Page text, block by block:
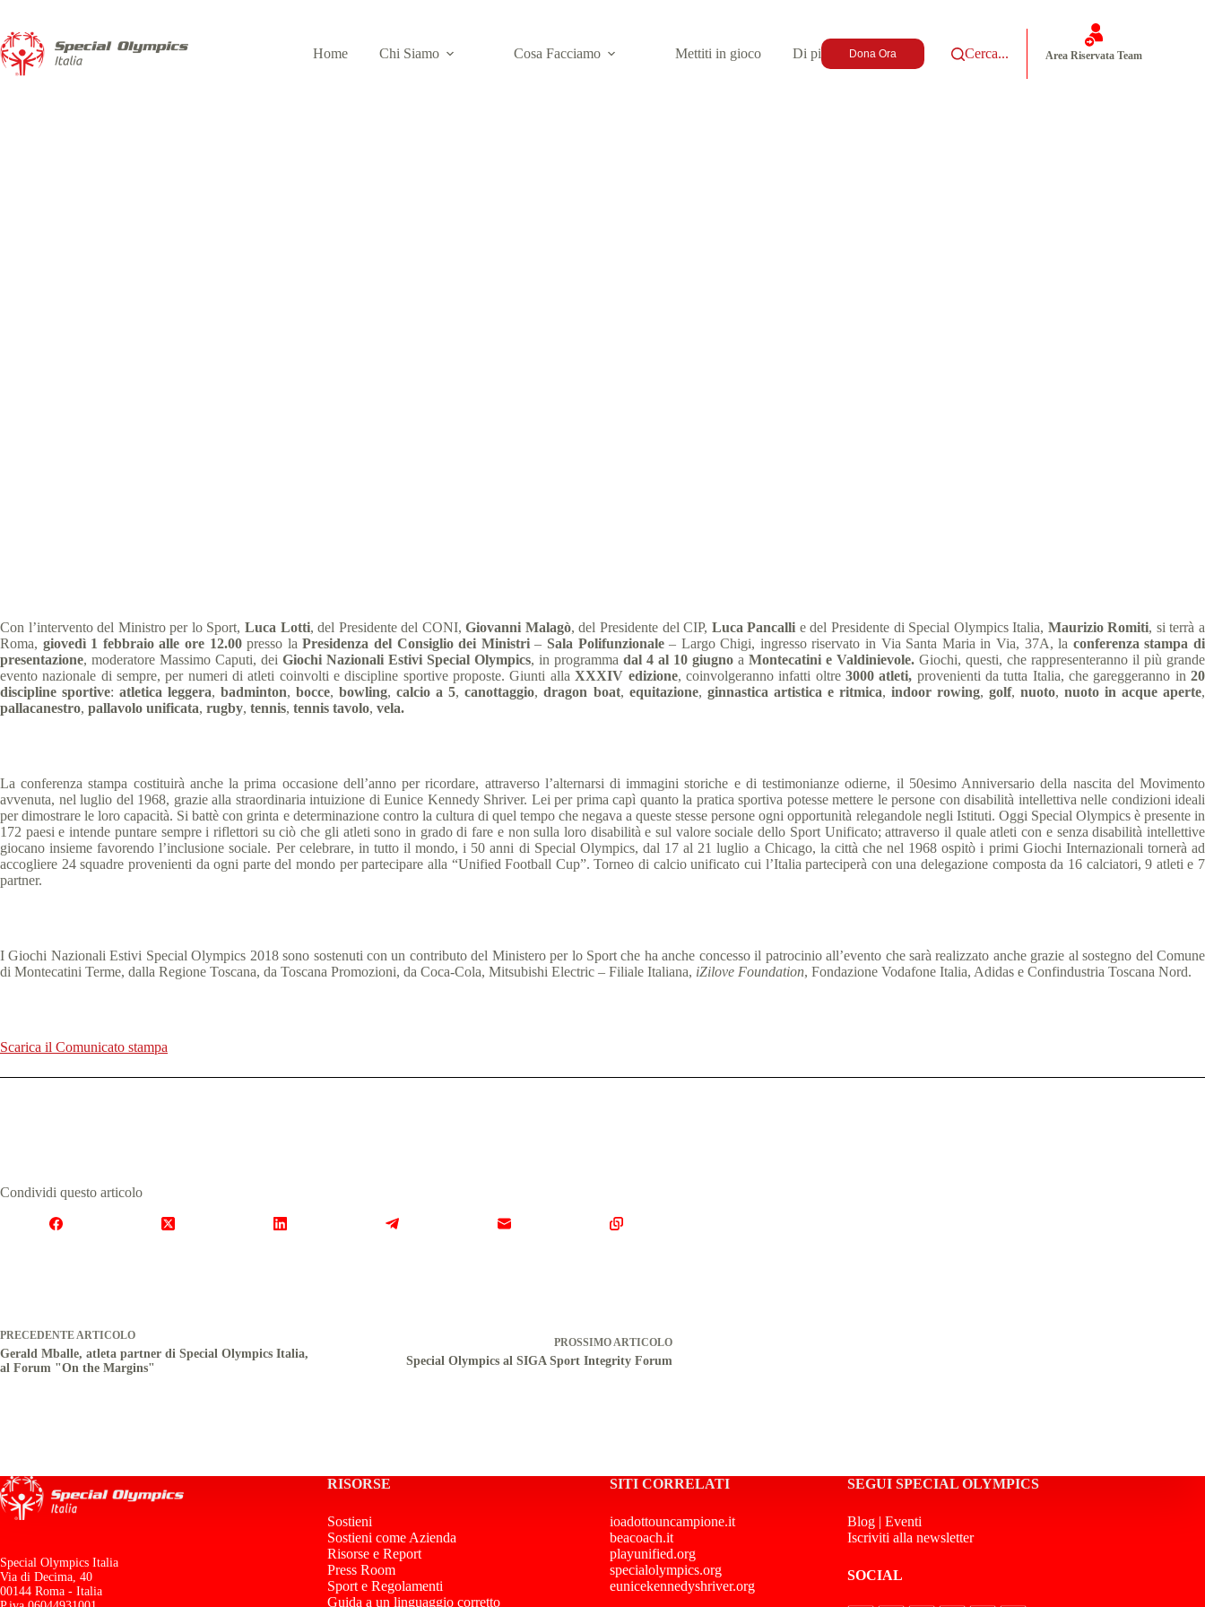
Home Chi Siamo Cosa Facciamo Mettiti in gioco Di più Dona Ora Cerca... Area Riservata Team
Con l’intervento del Ministro per lo Sport, Luca Lotti, del Presidente del CONI,Giovanni Malagò, del Presidente del CIP, Luca Pancalli e del Presidente di Special Olympics Italia, Maurizio Romiti, si terrà a
Roma, giovedì 1 febbraio alle ore 12.00presso laPresidenza del Consiglio dei Ministri– Sala Polifunzionale– Largo Chigi, ingresso riservato in Via Santa Maria in Via, 37A, la conferenza stampa di
presentazione, moderatore Massimo Caputi, dei Giochi Nazionali Estivi Special Olympics, in programma dal 4 al 10 giugno a Montecatini e Valdinievole. Giochi, questi, che rappresenteranno il più grande
evento nazionale di sempre, per numeri di atleti coinvolti e discipline sportive proposte. Giunti allaXXXIV edizione, coinvolgeranno infatti oltre 3000 atleti, provenienti da tutta Italia, che gareggeranno in20
discipline sportive:atletica leggera,badminton, bocce, bowling, calcio a 5, canottaggio, dragon boat, equitazione, ginnastica artistica e ritmica, indoor rowing, golf, nuoto, nuoto in acque aperte,
pallacanestro, pallavolo unificata, rugby, tennis, tennis tavolo, vela.
La conferenza stampa costituirà anche la prima occasione dell’anno per ricordare, attraverso l’alternarsi di immagini storiche e di testimonianze odierne, il 50esimo Anniversario della nascita del Movimento
avvenuta, nel luglio del 1968, grazie alla straordinaria intuizione di Eunice Kennedy Shriver. Lei per prima capì quanto la pratica sportiva potesse mettere le persone con disabilità intellettiva nelle condizioni ideali
per dimostrare le loro capacità. Si battè con grinta e determinazione contro la cultura di quel tempo che negava a queste stesse persone ogni opportunità relegandole negli Istituti. Oggi Special Olympics è presente in
172 paesi e intende puntare sempre i riflettori su ciò che gli atleti sono in grado di fare e non sulla loro disabilità e sul valore sociale dello Sport Unificato; attraverso il quale atleti con e senza disabilità intellettive
giocano insieme favorendo l’inclusione sociale. Per celebrare, in tutto il mondo, i 50 anni di Special Olympics, dal 17 al 21 luglio a Chicago, la città che nel 1968 ospitò i primi Giochi Internazionali tornerà ad
accogliere 24 squadre provenienti da ogni parte del mondo per partecipare alla “Unified Football Cup”. Torneo di calcio unificato cui l’Italia parteciperà con una delegazione composta da 16 calciatori, 9 atleti e 7
partner.
I Giochi Nazionali Estivi Special Olympics 2018 sono sostenuti con un contributo del Ministero per lo Sport che ha anche concesso il patrocinio all’evento che sarà realizzato anche grazie al sostegno del Comune
di Montecatini Terme, dalla Regione Toscana, da Toscana Promozioni, da Coca-Cola, Mitsubishi Electric – Filiale Italiana, iZilove Foundation, Fondazione Vodafone Italia, Adidas e Confindustria Toscana Nord.
Scarica il Comunicato stampa
Condividi questo articolo
PRECEDENTEARTICOLO
Gerald Mballe, atleta partner di Special Olympics Italia,
al Forum "On the Margins"
PROSSIMOARTICOLO
Special Olympics al SIGA Sport Integrity Forum
Special Olympics Italia
Via di Decima, 40
00144 Roma - Italia
RISORSE
Sostieni
Sostieni come Azienda
Risorse e Report
Press Room
Sport e Regolamenti
Guida a un linguaggio corretto
SITI CORRELATI
ioadottouncampione.it
beacoach.it
playunified.org
specialolympics.org
eunicekennedyshriver.org
SEGUI SPECIAL OLYMPICS
Blog| Eventi
Iscriviti alla newsletter
SOCIAL